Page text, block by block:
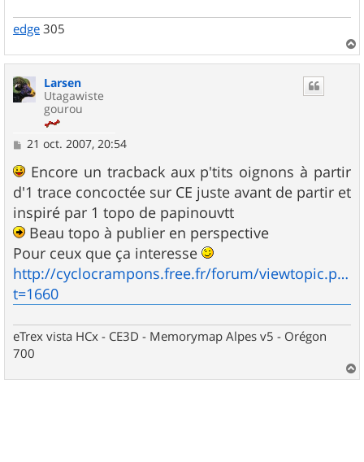
edge 305
a
Larsen
Utagawiste
gourou
M
s
a
g
e
21 oct. 2007, 20:54
Encore un tracback aux p'tits oignons à partir
d'1 trace concoctée sur CE juste avant de partir et
inspiré par 1 topo de papinouvtt
Beau topo à publier en perspective
Pour ceux que ça interesse
http://cyclocrampons.free.fr/forum/viewtopic.php?
t=1660
eTrex vista HCx - CE3D - Memorymap Alpes v5 - Orégon
700
a